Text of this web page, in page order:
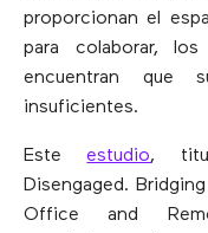
proporcionan el
para colaborar,
encuentran que
insuficientes.
Esteestudio,
Disengaged.
Office and